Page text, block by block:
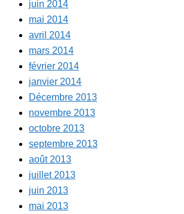
juin 2014
mai 2014
avril 2014
mars 2014
février 2014
janvier 2014
Décembre 2013
novembre 2013
octobre 2013
septembre 2013
août 2013
juillet 2013
juin 2013
mai 2013